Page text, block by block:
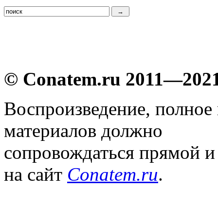
© Conatem.ru
Воспроизведение,
материалов должно
сопровождаться прямой
на сайт Conatem.ru.